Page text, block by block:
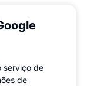
serviço de
de